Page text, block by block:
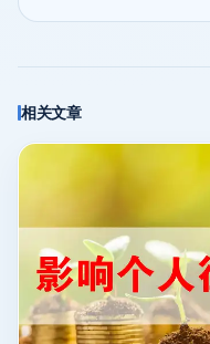
相关文章